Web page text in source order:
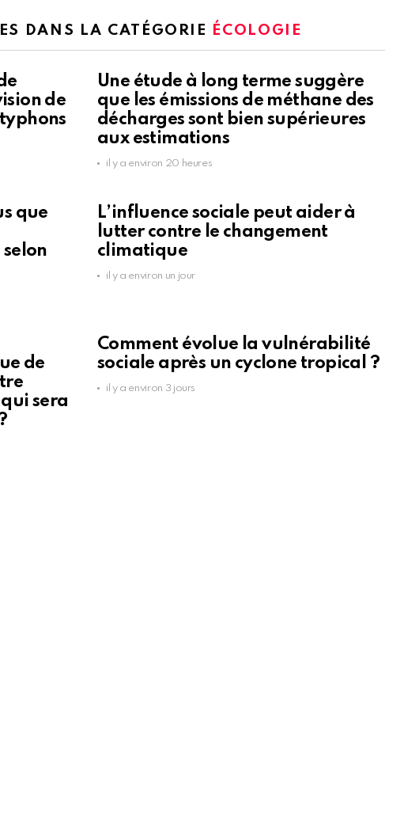
DANS LA CATÉGORIE ÉCOLOGIE
de
Une étude à long terme suggère
que les émissions de méthane des
décharges sont bien supérieures
aux estimations
il y a environ 20 heures
que
L’influence sociale peut aider à
lutter contre le changement
climatique
il y a environ un jour
de
sera
Comment évolue la vulnérabilité
sociale après un cyclone tropical ?
il y a environ 3 jours